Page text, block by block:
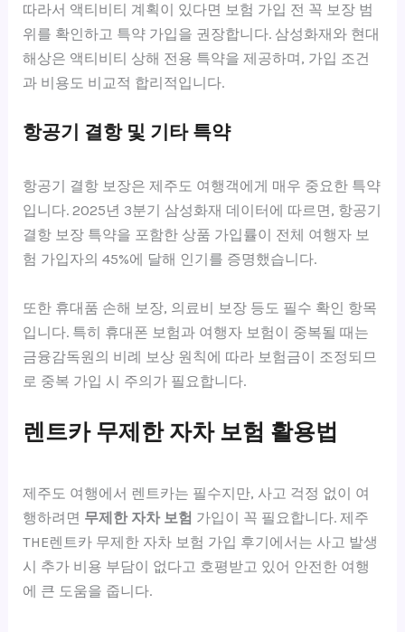
따라서 액티비티 계획이 있다면 보험 가입 전 꼭 보장 범
위를 확인하고 특약 가입을 권장합니다. 삼성화재와 현대
해상은 액티비티 상해 전용 특약을 제공하며, 가입 조건
과 비용도 비교적 합리적입니다.
항공기 결항 및 기타 특약
항공기 결항 보장은 제주도 여행객에게 매우 중요한 특약
입니다. 2025년 3분기 삼성화재 데이터에 따르면, 항공기
결항 보장 특약을 포함한 상품 가입률이 전체 여행자 보
험 가입자의 45%에 달해 인기를 증명했습니다.
또한 휴대품 손해 보장, 의료비 보장 등도 필수 확인 항목
입니다. 특히 휴대폰 보험과 여행자 보험이 중복될 때는
금융감독원의 비례 보상 원칙에 따라 보험금이 조정되므
로 중복 가입 시 주의가 필요합니다.
렌트카 무제한 자차 보험 활용법
제주도 여행에서 렌트카는 필수지만, 사고 걱정 없이 여
행하려면 무제한 자차 보험 가입이 꼭 필요합니다. 제주
THE렌트카 무제한 자차 보험 가입 후기에서는 사고 발생
시 추가 비용 부담이 없다고 호평받고 있어 안전한 여행
에 큰 도움을 줍니다.